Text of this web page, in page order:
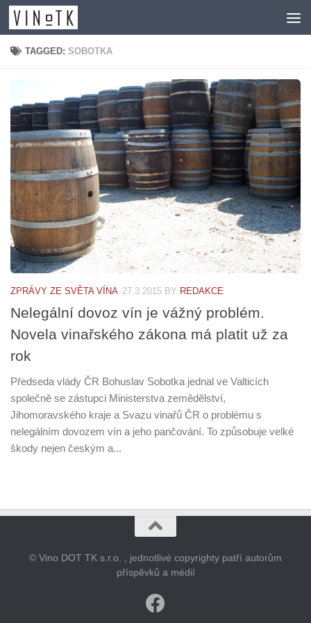
Skip to content
TAGGED:SOBOTKA
ZPRÁVY ZE SVĚTA VÍNA 27.3.2015 BY REDAKCE
Nelegální dovoz vín je vážný problém.
Novela vinařského zákona má platit už za
rok
Předseda vlády ČR Bohuslav Sobotka jednal ve Valticích
společně se zástupci Ministerstva zemědělství,
Jihomoravského kraje a Svazu vinařů ČR o problému s
nelegálním dovozem vín a jeho pančování. To způsobuje velké
škody nejen českým a...
© Vino DOT TK s.r.o. , jednotlivé copyrighty patří autorům
příspěvků a médií